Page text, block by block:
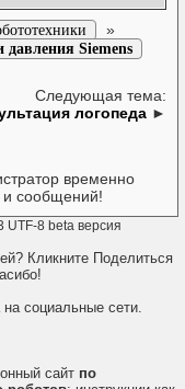
»
давления Siemens
Следующая тема:
логопеда ►
временно
и сообщений!
UTF-8 beta версия
Кликните Поделиться
социальные сети.
сайт по